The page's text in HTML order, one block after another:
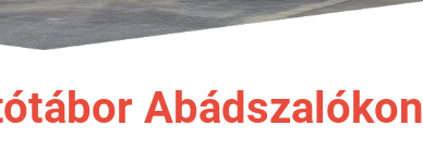
Abádszalókon